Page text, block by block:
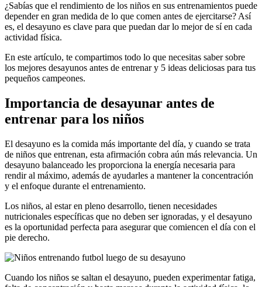
¿Sabías que el rendimiento de los niños en sus entrenamientos puede
depender en gran medida de lo que comen antes de ejercitarse? Así
es, el desayuno es clave para que puedan dar lo mejor de sí en cada
actividad física.
En este artículo, te compartimos todo lo que necesitas saber sobre
los mejores desayunos antes de entrenar y 5 ideas deliciosas para tus
pequeños campeones.
Importancia de desayunar antes de
entrenar para los niños
El desayuno es la comida más importante del día, y cuando se trata
de niños que entrenan, esta afirmación cobra aún más relevancia. Un
desayuno balanceado les proporciona la energía necesaria para
rendir al máximo, además de ayudarles a mantener la concentración
y el enfoque durante el entrenamiento.
Los niños, al estar en pleno desarrollo, tienen necesidades
nutricionales específicas que no deben ser ignoradas, y el desayuno
es la oportunidad perfecta para asegurar que comiencen el día con el
pie derecho.
Cuando los niños se saltan el desayuno, pueden experimentar fatiga,